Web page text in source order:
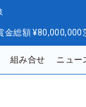
金総額 ¥80,000,000
組み合せ ニュー